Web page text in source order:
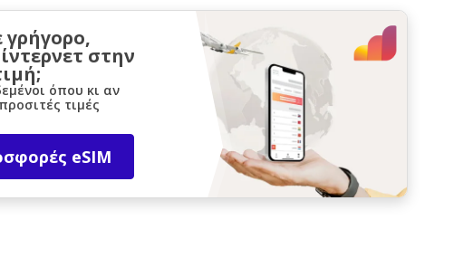
γρήγορο,
στην
όπου κι αν
τιμές
eSIM